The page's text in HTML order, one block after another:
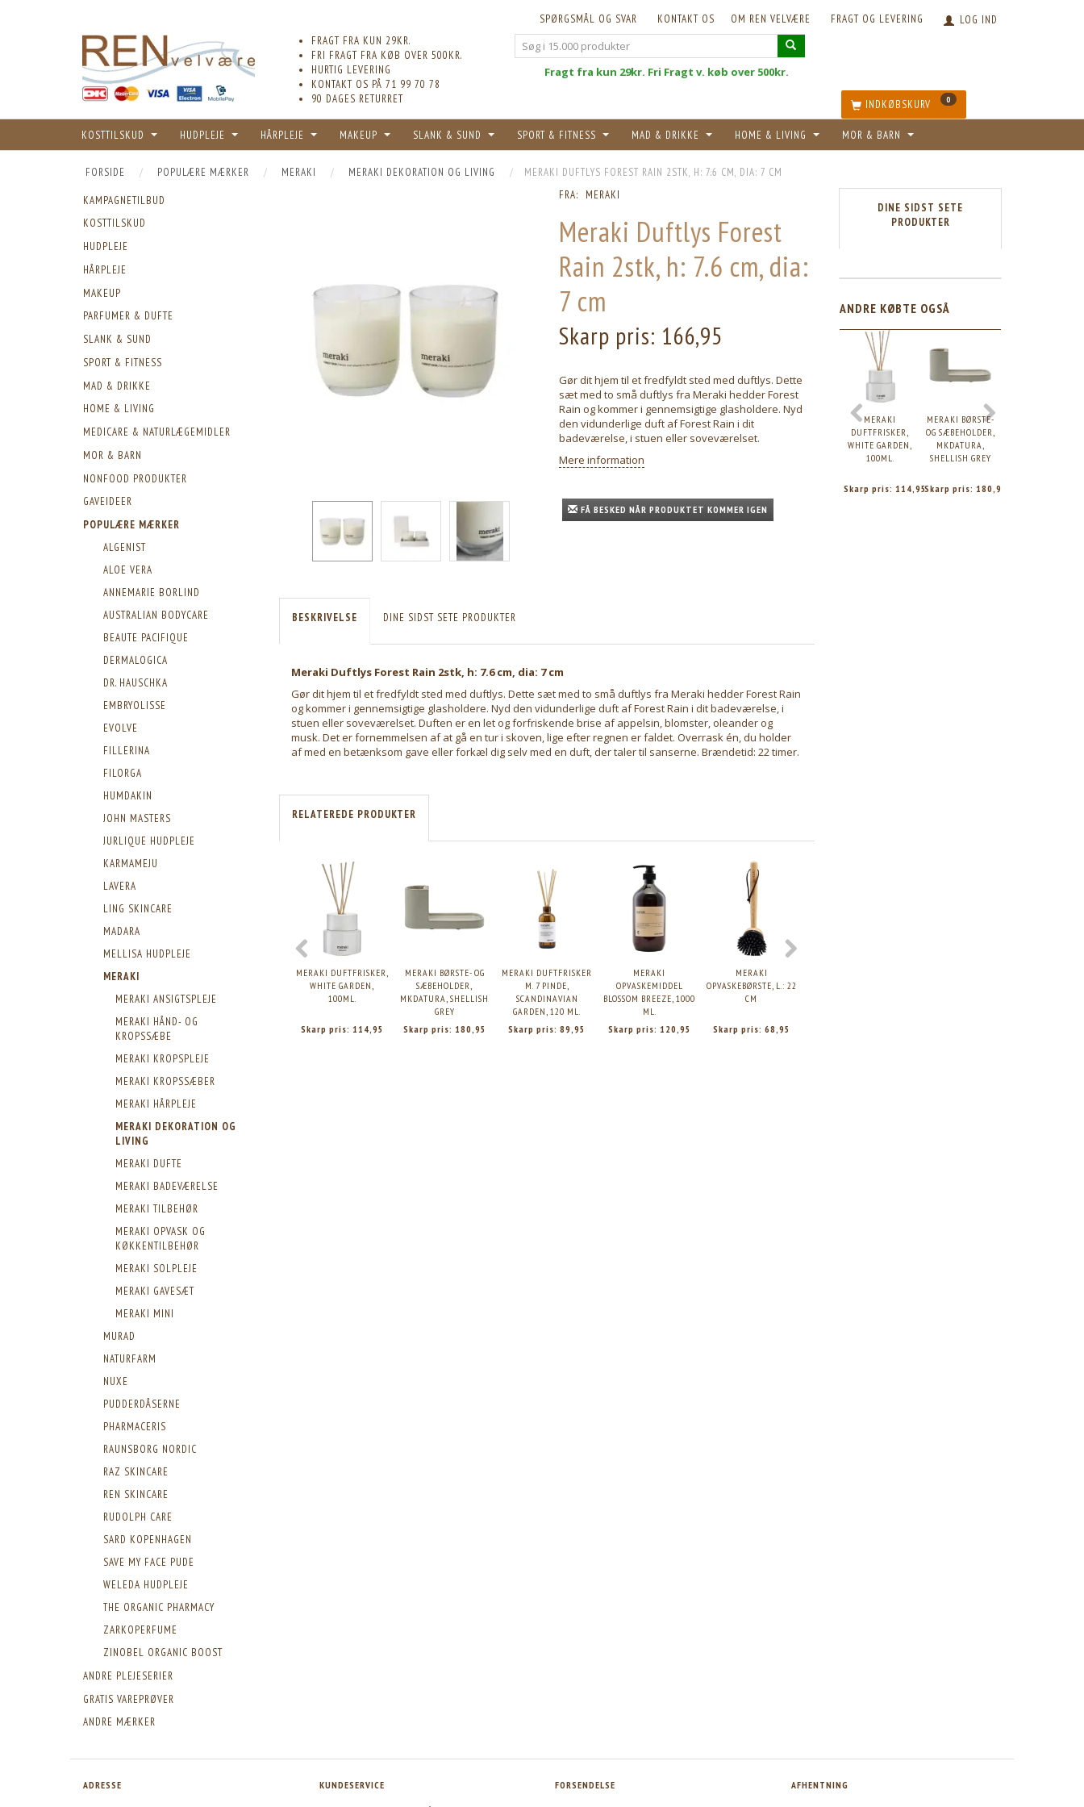
LOG IND
FRAGT OG LEVERING
OM REN VELVÆRE
KONTAKT OS
SPØRGSMÅL OG SVAR
FRAGT FRA KUN 29KR.
FRI FRAGT FRA KØB OVER 500KR.
HURTIG LEVERING
KONTAKT OS PÅ 71 99 70 78
90 DAGES RETURRET
Fragt fra kun 29kr. Fri Fragt v. køb over 500kr.
INDKØBSKURV 0
KOSTTILSKUD HUDPLEJE HÅRPLEJE MAKEUP SLANK & SUND SPORT & FITNESS MAD & DRIKKE HOME & LIVING MOR & BARN
FORSIDE POPULÆRE MÆRKER MERAKI MERAKI DEKORATION OG LIVING MERAKI DUFTLYS FOREST RAIN 2STK, H: 7.6 CM, DIA: 7 CM
KAMPAGNETILBUD
KOSTTILSKUD
HUDPLEJE
HÅRPLEJE
MAKEUP
PARFUMER & DUFTE
SLANK & SUND
SPORT & FITNESS
MAD & DRIKKE
HOME & LIVING
MEDICARE & NATURLÆGEMIDLER
MOR & BARN
NONFOOD PRODUKTER
GAVEIDEER
POPULÆRE MÆRKER
ALGENIST
ALOE VERA
ANNEMARIE BORLIND
AUSTRALIAN BODYCARE
BEAUTE PACIFIQUE
DERMALOGICA
DR. HAUSCHKA
EMBRYOLISSE
EVOLVE
FILLERINA
FILORGA
HUMDAKIN
JOHN MASTERS
JURLIQUE HUDPLEJE
KARMAMEJU
LAVERA
LING SKINCARE
MADARA
MELLISA HUDPLEJE
MERAKI
MERAKI ANSIGTSPLEJE
MERAKI HÅND- OG
KROPSSÆBE
MERAKI KROPSPLEJE
MERAKI KROPSSÆBER
MERAKI HÅRPLEJE
MERAKI DEKORATION OG
LIVING
MERAKI DUFTE
MERAKI BADEVÆRELSE
MERAKI TILBEHØR
MERAKI OPVASK OG
KØKKENTILBEHØR
MERAKI SOLPLEJE
MERAKI GAVESÆT
MERAKI MINI
MURAD
NATURFARM
NUXE
PUDDERDÅSERNE
PHARMACERIS
RAUNSBORG NORDIC
RAZ SKINCARE
REN SKINCARE
RUDOLPH CARE
SARD KOPENHAGEN
SAVE MY FACE PUDE
WELEDA HUDPLEJE
THE ORGANIC PHARMACY
ZARKOPERFUME
ZINOBEL ORGANIC BOOST
ANDRE PLEJESERIER
GRATIS VAREPRØVER
ANDRE MÆRKER
FRA: MERAKI
Meraki Duftlys Forest
Rain 2stk, h: 7.6 cm, dia:
7 cm
Skarp pris: 166,95
Gør dit hjem til et fredfyldt sted med duftlys. Dette
sæt med to små duftlys fra Meraki hedder Forest
Rain og kommer i gennemsigtige glasholdere. Nyd
den vidunderlige duft af Forest Rain i dit
badeværelse, i stuen eller soveværelset.
Mere information
FÅ BESKED NÅR PRODUKTET KOMMER IGEN
BESKRIVELSE DINE SIDST SETE PRODUKTER
Meraki Duftlys Forest Rain 2stk, h: 7.6 cm, dia: 7 cm
Gør dit hjem til et fredfyldt sted med duftlys. Dette sæt med to små duftlys fra Meraki hedder Forest Rain
og kommer i gennemsigtige glasholdere. Nyd den vidunderlige duft af Forest Rain i dit badeværelse, i
stuen eller soveværelset. Duften er en let og forfriskende brise af appelsin, blomster, oleander og
musk. Det er fornemmelsen af at gå en tur i skoven, lige efter regnen er faldet. Overrask én, du holder
af med en betænksom gave eller forkæl dig selv med en duft, der taler til sanserne. Brændetid: 22 timer.
RELATEREDE PRODUKTER
MERAKI DUFTFRISKER,
WHITE GARDEN,
100ML.
Skarp pris: 114,95
MERAKI BØRSTE- OG
SÆBEHOLDER,
MKDATURA, SHELLISH
GREY
Skarp pris: 180,95
MERAKI DUFTFRISKER
M. 7 PINDE,
SCANDINAVIAN
GARDEN, 120 ML.
Skarp pris:89,95
MERAKI
OPVASKEMIDDEL
BLOSSOM BREEZE, 1000
ML.
Skarp pris: 120,95
MERAKI
OPVASKEBØRSTE, L.: 22
CM
Skarp pris: 68,95
DINE SIDST SETE
PRODUKTER
ANDRE KØBTE OGSÅ
MERAKI
DUFTFRISKER,
WHITE GARDEN,
100ML.
Skarp pris:114,95
MERAKI BØRSTE-
OG SÆBEHOLDER,
MKDATURA,
SHELLISH GREY
Skarp pris:180,95
ADRESSE KUNDESERVICE FORSENDELSE AFHENTNING